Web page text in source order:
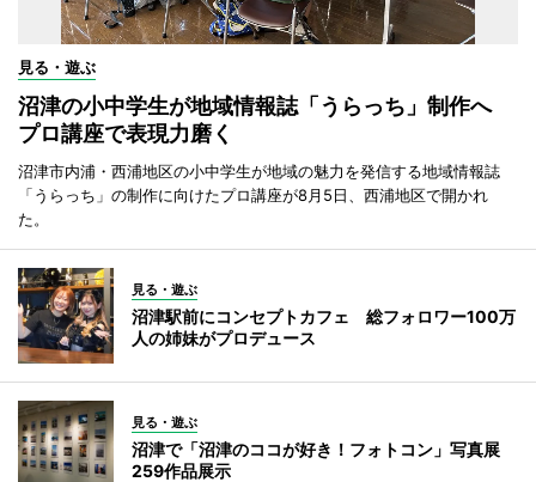
見る・遊ぶ
沼津の小中学生が地域情報誌「うらっち」制作へ
プロ講座で表現力磨く
沼津市内浦・西浦地区の小中学生が地域の魅力を発信する地域情報誌
「うらっち」の制作に向けたプロ講座が8月5日、西浦地区で開かれ
た。
見る・遊ぶ
沼津駅前にコンセプトカフェ 総フォロワー100万
人の姉妹がプロデュース
見る・遊ぶ
沼津で「沼津のココが好き！フォトコン」写真展
259作品展示